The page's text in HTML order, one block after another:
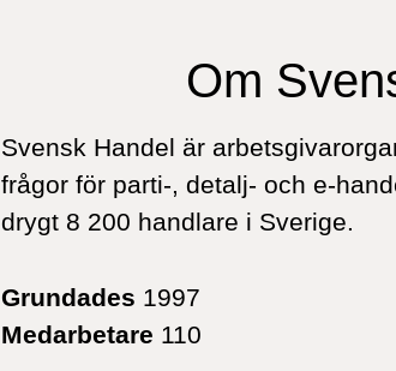
Om
Svensk Handel är
frågor för parti-, detalj- och e-
drygt 8 200 handlare i Sverige.
Grundades 1997
Medarbetare 110